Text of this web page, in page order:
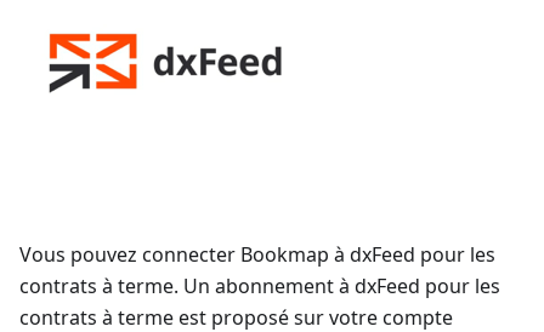
Vous pouvez connecter Bookmap à dxFeed pour les
contrats à terme. Un abonnement à dxFeed pour les
contrats à terme est proposé sur votre compte